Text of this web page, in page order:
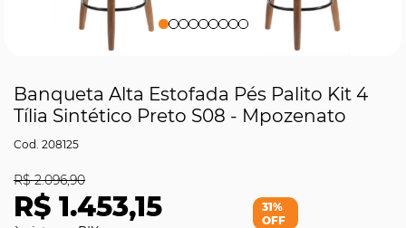
Banqueta Alta Estofada Pés Palito Kit 4
Tília Sintético Preto S08 - Mpozenato
208125
R$ 1.453,15
R$ 2.096,90
31%
OFF